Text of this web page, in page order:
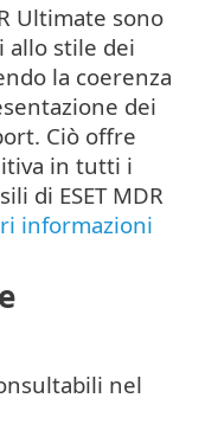
Ultimate sono
allo stile dei
la coerenza
dei
Ciò offre
in tutti i
di ESET MDR
informazioni
nel